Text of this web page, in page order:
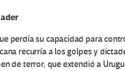
perdía su capacidad para
recurría a los golpes y
de terror, que extendió a